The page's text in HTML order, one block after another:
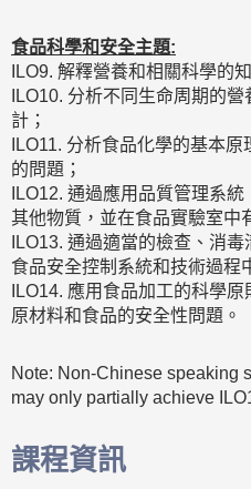
食品科學和安全主題:
ILO9. 解釋營養和相關科學的
ILO10. 分析不同生命周期的
計；
ILO11. 分析食品化學的基本
的問題；
ILO12. 通過應用品質管理系
其他物質，並在食品實驗室中
ILO13. 通過適當的檢查、消
食品安全控制系統和技術過程
ILO14. 應用食品加工的科學
原材料和食品的安全性問題。
Note: Non-Chinese speaking
may only partially achieve
課程資訊